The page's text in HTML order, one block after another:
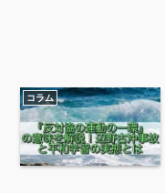
コラム